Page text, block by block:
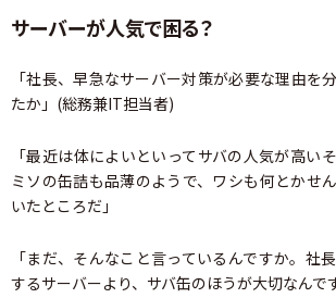
サーバーが人気で困る？
「社長、早急なサーバー対策が必要な理由を
たか」(総務兼IT担当者)
「最近は体によいといってサバの人気が高い
ミソの缶詰も品薄のようで、ワシも何とかせ
いたところだ」
「まだ、そんなこと言っているんですか。社
するサーバーより、サバ缶のほうが大切なんで